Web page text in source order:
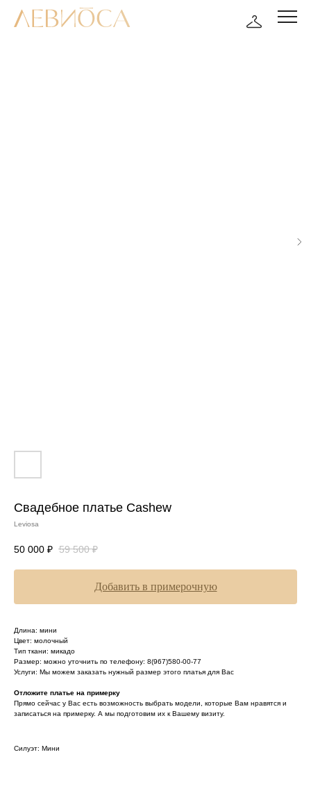
Свадебное платье Cashew
Leviosa
50 000 ₽ 59 500 ₽
Добавить в примерочную
Длина: мини
Цвет: молочный
Тип ткани: микадо
Размер: можно уточнить по телефону: 8(967)580-00-77
Услуги: Мы можем заказать нужный размер этого платья для Вас
Отложите платье на примерку
Прямо сейчас у Вас есть возможность выбрать модели, которые Вам нравятся и
записаться на примерку. А мы подготовим их к Вашему визиту.
Силуэт: Мини